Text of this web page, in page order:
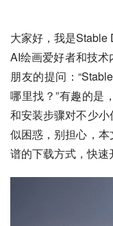
大家好，我是Stable
AI绘画爱好者和技
朋友的提问：
哪里找？”有趣的是
和安装步骤对不少
似困惑，别担心，
谱的下载方式，快速